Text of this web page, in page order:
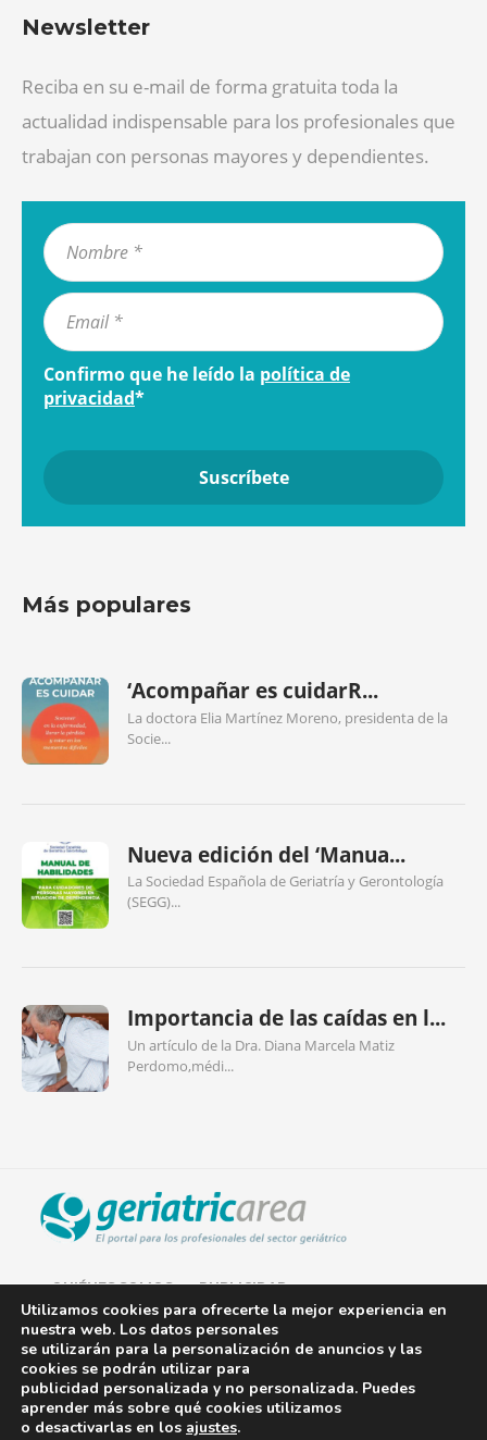
Newsletter
Reciba en su e-mail de forma gratuita toda la
actualidad indispensable para los profesionales que
trabajan con personas mayores y dependientes.
Confirmo que he leído la política de
privacidad*
Más populares
‘Acompañar es cuidarR...
La doctora Elia Martínez Moreno, presidenta de la
Socie...
Nueva edición del ‘Manua...
La Sociedad Española de Geriatría y Gerontología
(SEGG)...
Importancia de las caídas en l...
Un artículo de la Dra. Diana Marcela Matiz
Perdomo,médi...
QUIÉNES SOMOS PUBLICIDAD
AVISO LEGAL
POLÍTICA DE COOKIES
POLÍTICA DE PRIVACIDAD
Utilizamos cookies para ofrecerte la mejor experiencia en
nuestra web. Los datos personales
se utilizarán para la personalización de anuncios y las
cookies se podrán utilizar para
publicidad personalizada y no personalizada. Puedes
aprender más sobre qué cookies utilizamos
o desactivarlas en los ajustes.